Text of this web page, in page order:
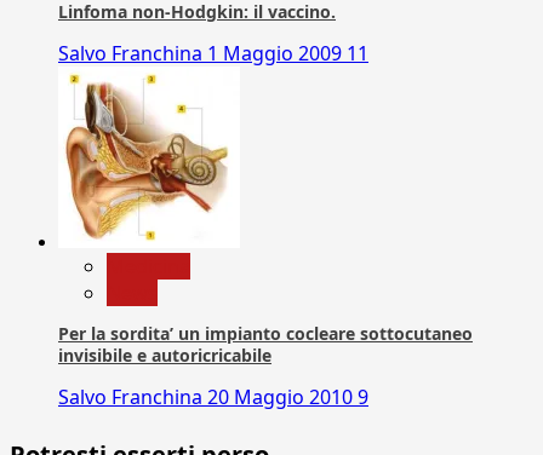
Linfoma non-Hodgkin: il vaccino.
Salvo Franchina 1 Maggio 2009 11
Per la sordita’ un impianto cocleare sottocutaneo
invisibile e autoricricabile
Salvo Franchina 20 Maggio 20109